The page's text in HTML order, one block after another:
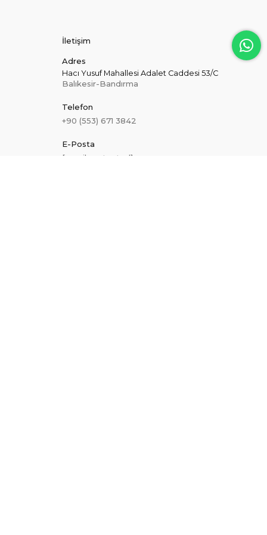
İletişim
Adres
Hacı Yusuf Mahallesi Adalet Caddesi 53/C
Balıkesir-Bandırma
Telefon
+90 (553) 671 3842
E-Posta
[email protected]